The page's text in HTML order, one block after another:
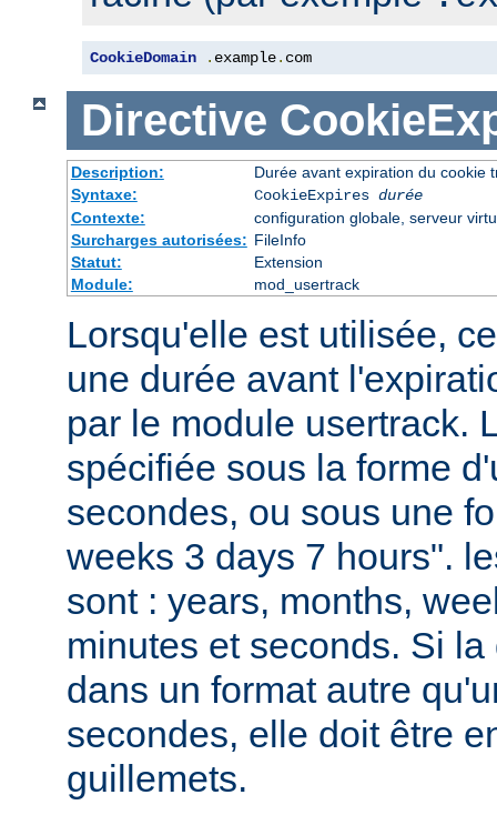
CookieDomain . example. com
Directive
Description:
Durée avant expiration du cookie
Syntaxe:
CookieExpires durée
Contexte:
configuration globale, serveur
Surcharges autorisées: FileInfo
Statut:
Extension
Module:
mod_usertrack
Lorsqu'elle est utilisée,
une durée avant
par le module usertrack.
spécifiée sous la forme
secondes, ou sous une
weeks 3 days 7 hours".
sont : years, months,
minutes et seconds. Si
dans un format autre
secondes, elle doit être
guillemets.